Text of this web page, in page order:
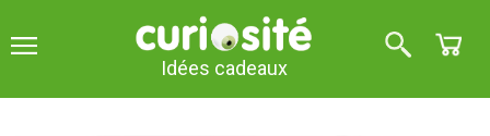
Idées cadeaux